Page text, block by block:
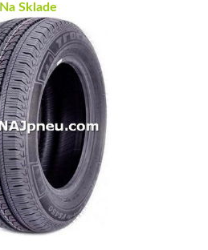
Na Sklade